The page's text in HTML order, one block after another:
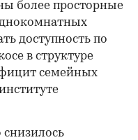
более просторные
доступность по
в структуре
семейных
снизилось